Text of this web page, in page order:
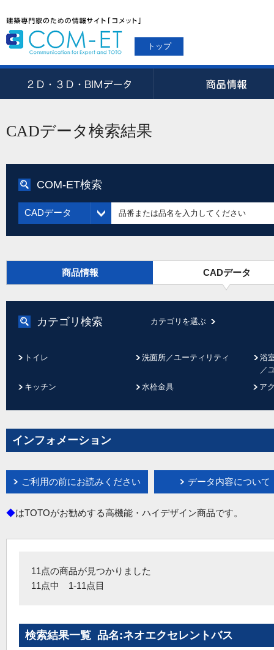
トップ
CADデータ検索結果
COM-ET検索
CADデータ
商品情報 CADデータ
カテゴリ検索 カテゴリを選ぶ
トイレ 洗面所／ユーティリティ
浴
／
キッチン
水栓金具 ア
インフォメーション
ご利用の前にお読みください データ内容について
◆はTOTOがお勧めする高機能・ハイデザイン商品です。
11点の商品が見つかりました
11点中 1-11点目
検索結果一覧 品名:ネオエクセレントバス